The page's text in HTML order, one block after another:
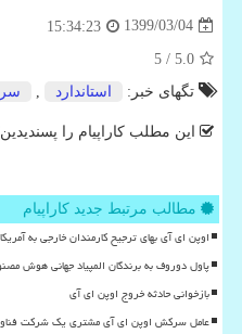
1399/03/04
15:34:23
5.0
/ 5
تگهای خبر:
استاندارد
این مطلب کاراپیام را
مطالب مرتبط جدید کاراپیام
اوپن ای آی بهای ترجیح کارمندان خارجی به
پاول دوروف به برندگان المپیاد جهانی هوش
بازخوانی حادثه خروج اوپن ای آی
عامل سرکش اوپن ای آی مشتری یک شرکت